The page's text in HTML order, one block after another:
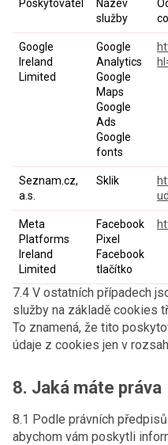
Poskytovatel
Název
služby
Google
Ireland
Limited
Google
Analytics
Google
Maps
Google
Ads
Google
fonts
Seznam.cz,
a.s.
Sklik
Meta
Platforms
Ireland
Limited
Facebook
Pixel
Facebook
tlačítko
7.4 V ostatních případech
služby na základě cookies
To znamená, že tito
údaje z cookies jen v
8. Jaká máte práva
8.1 Podle právních
abychom vám poskytli